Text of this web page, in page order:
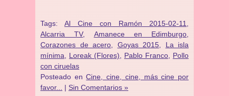
Tags: Al Cine con Ramón 2015-02-11
Alcarria TV, Amanece en Edimburgo
Corazones de acero
Goyas 2015
La isla
mínima
Loreak (Flores) Pablo Franco
Pollo
con ciruelas
Posteado enCine, cine, cine, más cine por
favor...
| Sin Comentarios »